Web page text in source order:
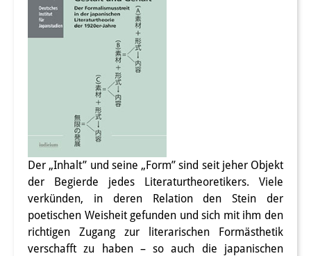
Science Communication
Research Support
Visiting Scholars
PhD Students
Interns
DIJ Alumni
Research
Research Overview
Research cluster:
Der „Inhalt” und seine „Form” sind seit jeher Objekt
der Begierde jedes Literaturtheoretikers. Viele
verkünden, in deren Relation den Stein der
poetischen Weisheit gefunden und sich mit ihm den
richtigen Zugang zur literarischen Formästhetik
verschafft zu haben – so auch die japanischen